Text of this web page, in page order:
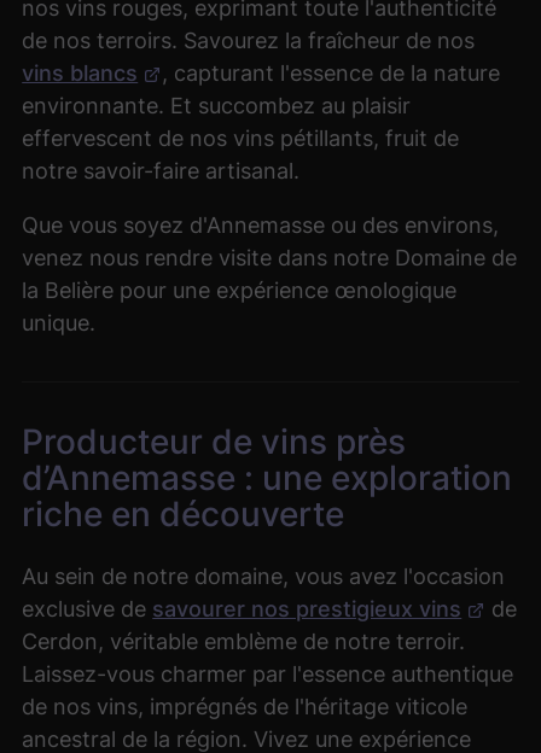
nos vins rouges, exprimant toute l'authenticité
de nos terroirs. Savourez la fraîcheur de nos
vins blancs
, capturant l'essence de la nature
environnante. Et succombez au plaisir
effervescent de nos vins pétillants, fruit de
notre savoir-faire artisanal.
Que vous soyez d'Annemasse ou des environs,
venez nous rendre visite dans notre Domaine de
la Belière pour une expérience œnologique
unique.
Producteur de vins près
d’Annemasse : une exploration
riche en découverte
Au sein de notre domaine, vous avez l'occasion
exclusive de savourer nos prestigieux vins
de
Cerdon, véritable emblème de notre terroir.
Laissez-vous charmer par l'essence authentique
de nos vins, imprégnés de l'héritage viticole
ancestral de la région. Vivez une expérience